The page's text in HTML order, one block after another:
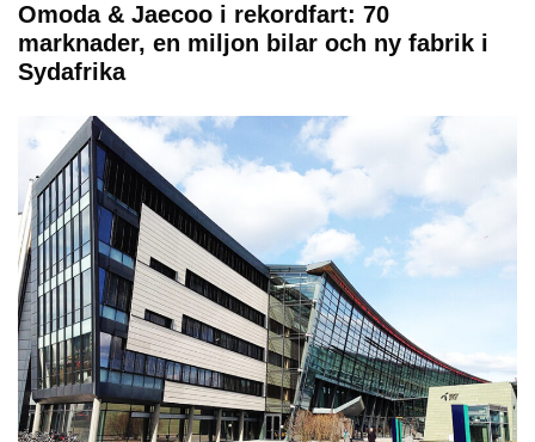
Omoda & Jaecoo i rekordfart: 70
marknader, en miljon bilar och ny fabrik i
Sydafrika